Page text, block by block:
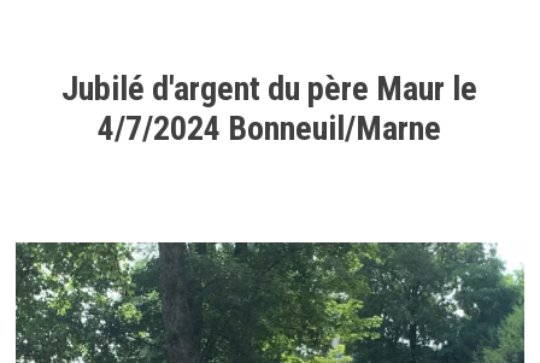
Jubilé d'argent du père Maur le
4/7/2024 Bonneuil/Marne